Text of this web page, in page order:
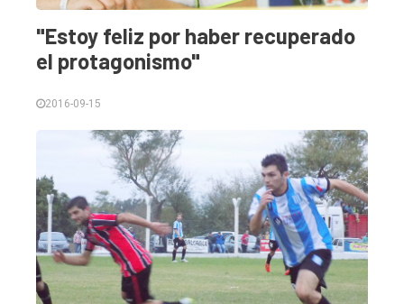
Balcarce
General
Política
Cultura
Entrevistas
"Estoy feliz por haber recuperado
el protagonismo"
2016-09-15